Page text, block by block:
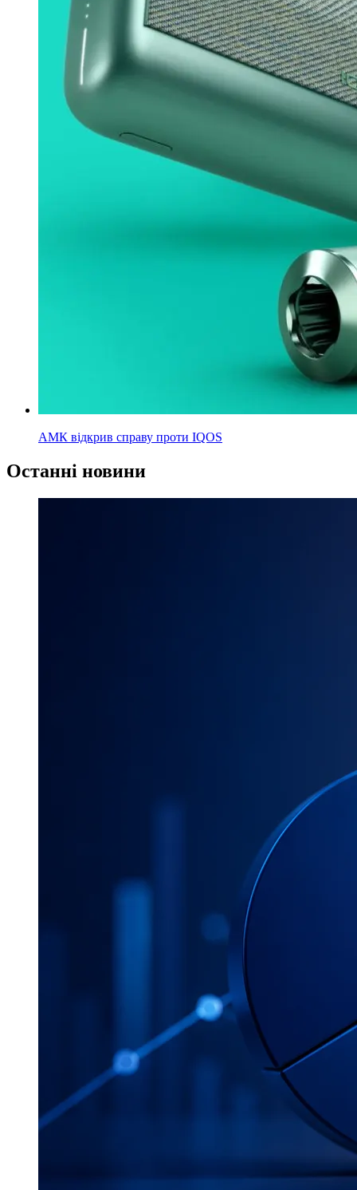
АМК відкрив справу проти IQOS
Останні новини